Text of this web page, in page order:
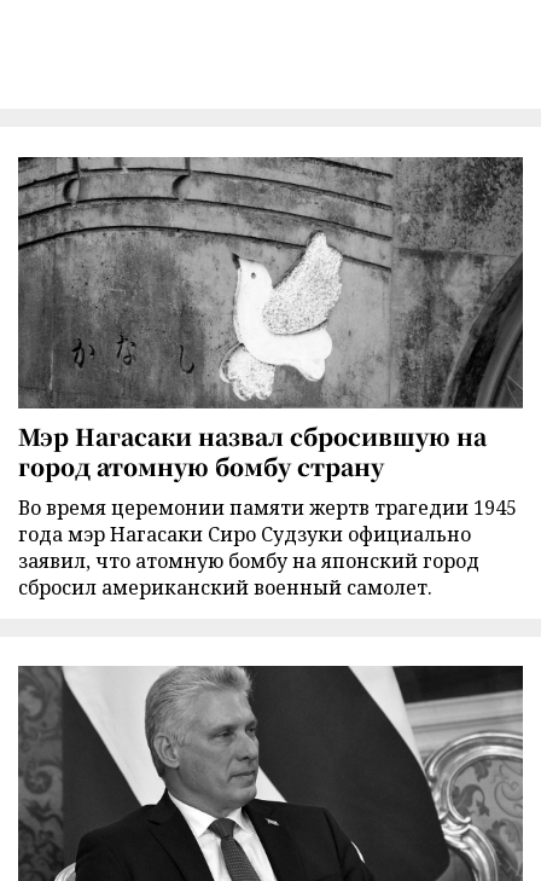
Мэр Нагасаки назвал сбросившую на
город атомную бомбу страну
Во время церемонии памяти жертв трагедии 1945
года мэр Нагасаки Сиро Судзуки официально
заявил, что атомную бомбу на японский город
сбросил американский военный самолет.